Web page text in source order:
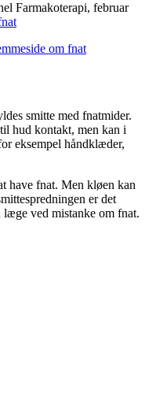
Farmakoterapi, februar
om fnat
smitte med fnatmider.
hud kontakt, men kan i
eksempel håndklæder,
have fnat. Men kløen kan
er det
ved mistanke om fnat.